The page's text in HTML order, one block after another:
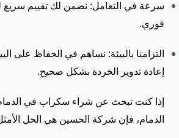
سرعة في التعامل: نضمن لك تقييم سريع
فوري.
التزامنا بالبيئة: نساهم في الحفاظ على
إعادة تدوير الخردة بشكل صحيح.
إذا كنت تبحث عن شراء سكراب في
الدمام، فإن شركة الحسين هي الحل